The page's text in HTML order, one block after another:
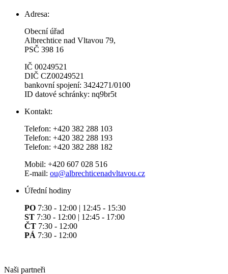
Adresa:
Obecní úřad
Albrechtice nad Vltavou 79,
PSČ 398 16
IČ 00249521
DIČ CZ00249521
bankovní spojení: 3424271/0100
ID datové schránky: nq9br5t
Kontakt:
Telefon: +420 382 288 103
Telefon: +420 382 288 193
Telefon: +420 382 288 182
Mobil: +420 607 028 516
E-mail: ou@albrechticenadvltavou.cz
Úřední hodiny
PO 7:30 - 12:00 | 12:45 - 15:30
ST 7:30 - 12:00 | 12:45 - 17:00
ČT 7:30 - 12:00
PÁ 7:30 - 12:00
Naši partneři